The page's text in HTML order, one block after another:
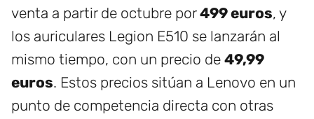
venta a partir de octubre por499 euros, y
los auriculares Legion E510 se lanzarán al
mismo tiempo, con un precio de 49,99
euros. Estos precios sitúan a Lenovo en un
punto de competencia directa con otras